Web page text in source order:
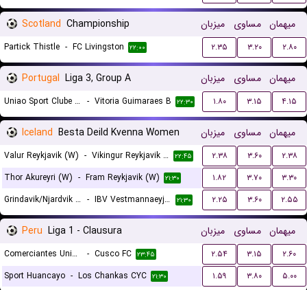
Scotland Championship میزبان مساوی میهمان
Partick Thistle - FC Livingston ۲۲:۰۰ ۲.۳۵ ۳.۲۰ ۲.۸۰
Portugal Liga 3, Group A میزبان مساوی میهمان
Uniao Sport Clube Paredes - Vitoria Guimaraes B ۲۲:۳۰ ۱.۸۰ ۳.۱۵ ۴.۱۵
Iceland Besta Deild Kvenna Women میزبان مساوی میهمان
Valur Reykjavik (W) - Vikingur Reykjavik (W) ۲۲:۴۵ ۲.۳۸ ۳.۶۰
۲.۳۸
Thor Akureyri (W) - Fram Reykjavik (W) ۲۱:۳۰ ۱.۸۲ ۳.۷۰
۳.۳۰
Grindavik/Njardvik (W) - IBV Vestmannaeyjar (W) ۲۱:۳۰ ۲.۲۵ ۳.۶۰ ۲.۵۵
Peru Liga 1 - Clausura میزبان مساوی میهمان
Comerciantes Unidos - Cusco FC ۲۳:۴۵ ۲.۵۴ ۳.۱۵
۲.۶۰
Sport Huancayo - Los Chankas CYC ۲۱:۳۰ ۱.۵۹ ۳.۸۰ ۵.۰۰